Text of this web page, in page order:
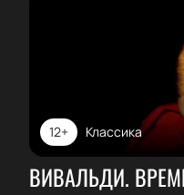
Классика
12+
ВИВАЛЬДИ.